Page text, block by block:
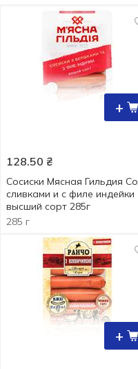
+
128.50 ₴
Сосиски Мясная Гильдия Со
сливками и с филе индейки
высший сорт 285г
285 г
+